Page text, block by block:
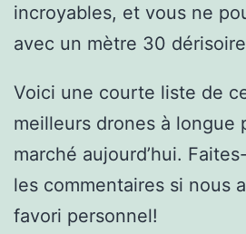
incroyables, et vous ne
avec un mètre 30
Voici une courte liste de
meilleurs drones à longue
marché aujourd’hui.
les commentaires si nous
favori personnel!